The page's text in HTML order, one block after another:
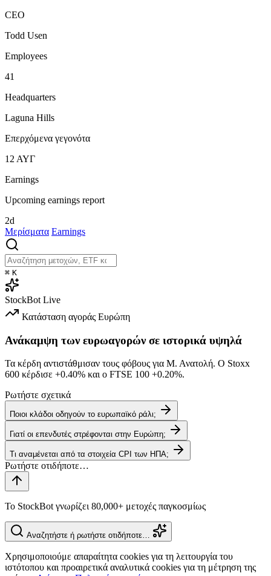
CEO
Todd Usen
Employees
41
Headquarters
Laguna Hills
Επερχόμενα γεγονότα
12 ΑΥΓ
Earnings
Upcoming earnings report
2d
Μερίσματα Earnings
⌘ K
StockBot Live
Κατάσταση αγοράς Ευρώπη
Ανάκαμψη των ευρωαγορών σε ιστορικά υψηλά
Τα κέρδη αντιστάθμισαν τους φόβους για Μ. Ανατολή. Ο Stoxx
600 κέρδισε +0.40% και ο FTSE 100 +0.20%.
Ρωτήστε σχετικά
Ποιοι κλάδοι οδηγούν το ευρωπαϊκό ράλι;
Γιατί οι επενδυτές στρέφονται στην Ευρώπη;
Τι αναμένεται από τα στοιχεία CPI των ΗΠΑ;
Το StockBot γνωρίζει 80,000+ μετοχές παγκοσμίως
Αναζητήστε ή ρωτήστε οτιδήποτε…
Χρησιμοποιούμε απαραίτητα cookies για τη λειτουργία του
ιστότοπου και προαιρετικά αναλυτικά cookies για τη μέτρηση της